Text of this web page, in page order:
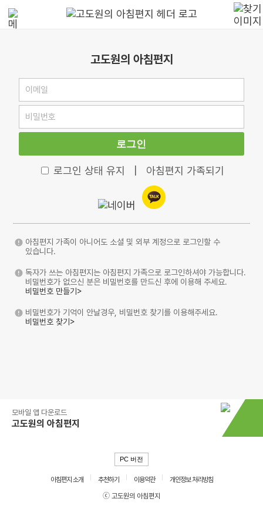
고도원의 아침편지
로그인
로그인 상태 유지 아침편지 가족되기
아침편지 가족이 아니어도 소셜 및 외부 계정으로 로그인할 수
있습니다.
독자가 쓰는 아침편지는 아침편지 가족으로 로그인하셔야 가능합니다.
비밀번호가 없으신 분은 비밀번호를 만드신 후에 이용해 주세요.
비밀번호 만들기>
비밀번호가 기억이 안날경우, 비밀번호 찾기를 이용해주세요.
비밀번호 찾기>
모바일 앱 다운로드
고도원의 아침편지
PC 버전
아침편지 소개 추천하기 이용약관
개인정보 처리방침
ⓒ 고도원의 아침편지